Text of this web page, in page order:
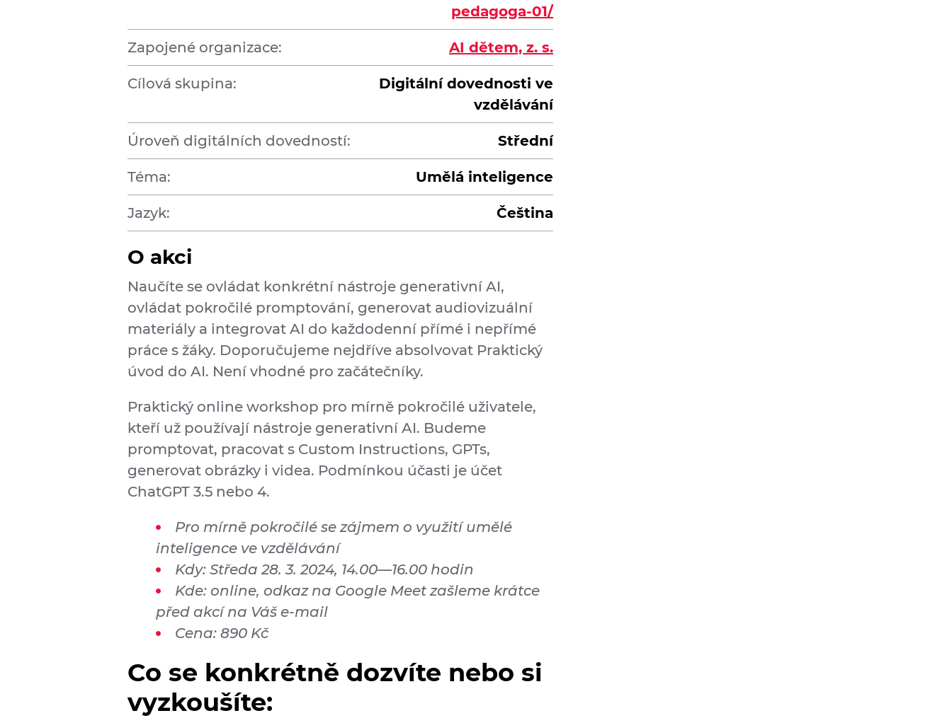
pedagoga-01/
Zapojené organizace: AI dětem, z. s.
Cílová skupina:
Digitální dovednosti ve
vzdělávání
Úroveň digitálních dovedností: Střední
Téma: Umělá inteligence
Jazyk: Čeština
O akci
Naučíte se ovládat konkrétní nástroje generativní AI,
ovládat pokročilé promptování, generovat audiovizuální
materiály a integrovat AI do každodenní přímé i nepřímé
práce s žáky. Doporučujeme nejdříve absolvovat Praktický
úvod do AI. Není vhodné pro začátečníky.
Praktický online workshop pro mírně pokročilé uživatele,
kteří už používají nástroje generativní AI. Budeme
promptovat, pracovat s Custom Instructions, GPTs,
generovat obrázky i videa. Podmínkou účasti je účet
ChatGPT 3.5 nebo 4.
Pro mírně pokročilé se zájmem o využití umělé
inteligence ve vzdělávání
Kdy: Středa 28. 3. 2024, 14.00—16.00 hodin
Kde: online, odkaz na Google Meet zašleme krátce
před akcí na Váš e-mail
Cena: 890 Kč
Co se konkrétně dozvíte nebo si
vyzkoušíte: